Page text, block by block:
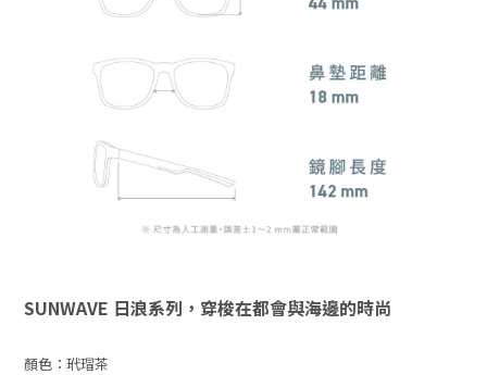
SUNWAVE 日浪系列，穿梭在都會與海邊的時尚
顏色： 玳瑁茶